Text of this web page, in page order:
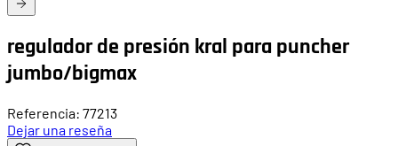
regulador de presión kral para puncher
jumbo/bigmax
Referencia: 77213
Dejar una reseña